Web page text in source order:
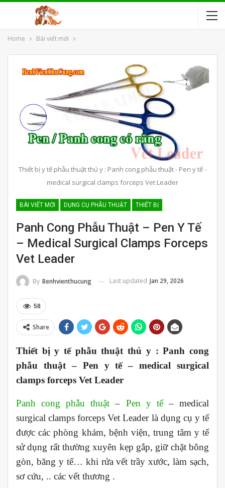
Home Bài viết mới
Thiết bị y tế phẫu thuật thú y : Panh cong phẫu thuật - Pen y tế -
medical surgical clamps forceps Vet Leader
BÀI VIẾT MỚI DỤNG CỤ PHẪU THUẬT THIẾT BỊ
Panh Cong Phẫu Thuật – Pen Y Tế
– Medical Surgical Clamps Forceps
Vet Leader
By Benhvienthucung Last updated Jan 29, 2026
58
Share
Thiết bị y tế phẫu thuật thú y : Panh cong
phẫu thuật – Pen y tế – medical surgical
clamps forceps Vet Leader
Panh cong phẫu thuật – Pen y tế– medical
surgical clamps forceps Vet Leader là dụng cụ y tế
được các phòng khám, bệnh viện, trung tâm y tế
sử dụng rất thường xuyên kẹp gắp, giữ chặt bông
gòn, băng y tế… khi rửa vết trầy xước, làm sạch,
sơ cứu, .. các vết thương .